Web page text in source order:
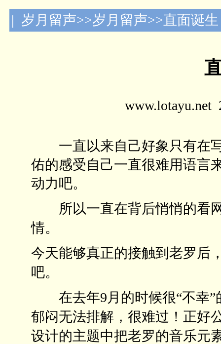
| 岁月留声>>岁月留声>>直面诞生
www.lotayu.net
一直以来自己好象只有在写
佑的感受自己一直很难用语言
动力吧。
所以一直在背后悄悄的看网
情。
今天能够真正的接触到老罗后
吧。
在去年9月的时候很“不幸”
郁闷无法排解，很难过！正好
设计的主题中把老罗的音乐元